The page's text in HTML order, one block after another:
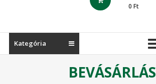
akku.com
0 Ft
Kategória
BEVÁSÁRLÁS